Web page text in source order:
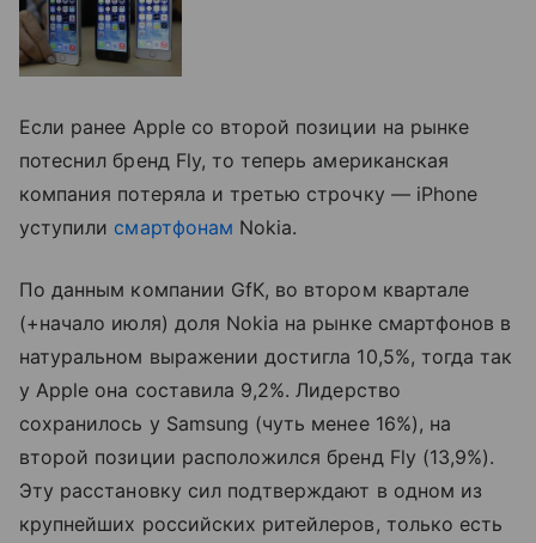
Если ранее Apple со второй позиции на рынке
потеснил бренд Fly, то теперь американская
компания потеряла и третью строчку — iPhone
уступили смартфонам Nokia.
По данным компании GfK, во втором квартале
(+начало июля) доля Nokia на рынке смартфонов в
натуральном выражении достигла 10,5%, тогда так
у Apple она составила 9,2%. Лидерство
сохранилось у Samsung (чуть менее 16%), на
второй позиции расположился бренд Fly (13,9%).
Эту расстановку сил подтверждают в одном из
крупнейших российских ритейлеров, только есть